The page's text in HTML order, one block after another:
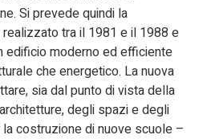
Si prevede quindi la
tra il 1981 e il 1988 e
edificio moderno ed efficiente
che energetico. La nuova
sia dal punto di vista della
degli spazi e degli
la costruzione di nuove scuole –